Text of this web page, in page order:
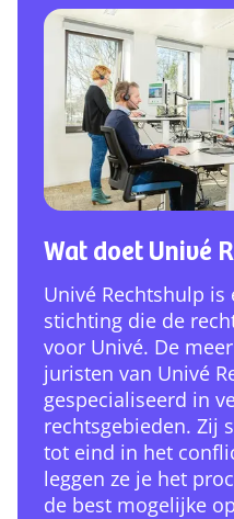
Wat doet Univé
Univé Rechtshulp
stichting die de
voor Univé. De
juristen van Univé
gespecialiseerd in
rechtsgebieden. Zij
tot eind in het
leggen ze je het
de best mogelijke